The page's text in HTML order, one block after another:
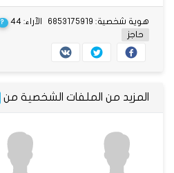
الآراء: 44 ?
هوية شخصية: 6853175919
حاجز
المزيد من الملفات الشخصية من